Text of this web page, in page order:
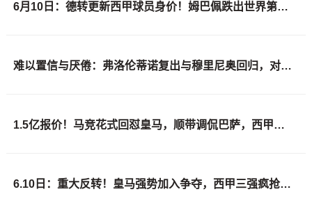
6月10日：德转更新西甲球员身价！姆巴佩跌出世界第一身价！巴尔韦德最惨！
难以置信与厌倦：弗洛伦蒂诺复出与穆里尼奥回归，对巴塞罗那与西甲意味着什么
1.5亿报价！马竞花式回怼皇马，顺带调侃巴萨，西甲转会大戏拉满
6.10日：重大反转！皇马强势加入争夺，西甲三强疯抢自由身中场